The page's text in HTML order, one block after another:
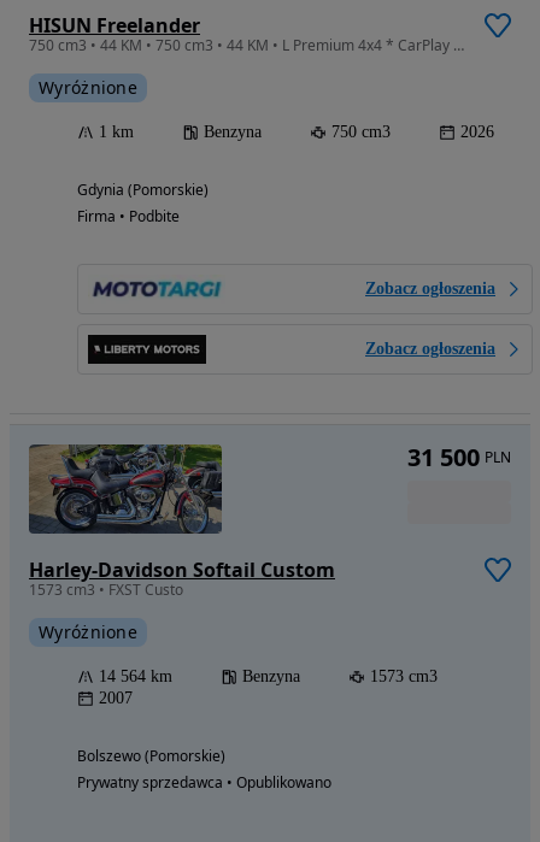
HISUN Freelander
750 cm3 • 44 KM • 750 cm3 • 44 KM • L Premium 4x4 * CarPlay * 3 lata gwarancji *
Wyróżnione
1 km Benzyna 750 cm3 2026
Gdynia (Pomorskie)
Firma • Podbite
Zobacz ogłoszenia
Zobacz ogłoszenia
Harley-Davidson Softail Custom
1573 cm3 • FXST Custo
Wyróżnione
14 564 km Benzyna
1573 cm3
2007
Bolszewo (Pomorskie)
Prywatny sprzedawca • Opublikowano
31 500 PLN